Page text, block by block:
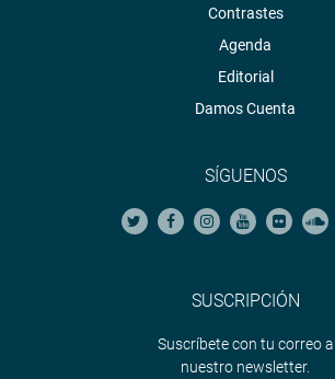
Contrastes
Agenda
Editorial
Damos Cuenta
SÍGUENOS
SUSCRIPCIÓN
Suscríbete con tu correo a
nuestro newsletter.